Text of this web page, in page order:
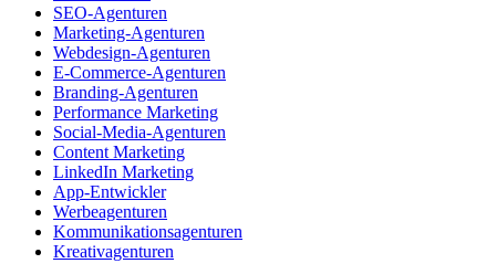
SEO-Agenturen
Marketing-Agenturen
Webdesign-Agenturen
E-Commerce-Agenturen
Branding-Agenturen
Performance Marketing
Social-Media-Agenturen
Content Marketing
LinkedIn Marketing
App-Entwickler
Werbeagenturen
Kommunikationsagenturen
Kreativagenturen